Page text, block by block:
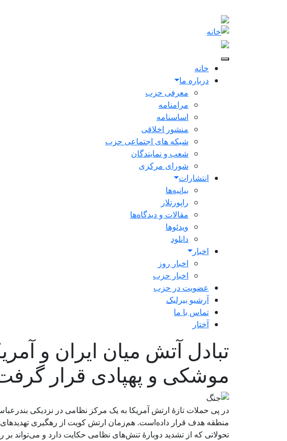
Main navigation
خانه
درباره ما
معرفی حزب
مرامنامه
اساسنامه
منشور اخلاقی
شبکه های اجتماعی حزب
شعب و نمایندگان
شورای مرکزی
انتشارات
بیانیه‌ها
راپورتلار
مقالات و دیدگاه‌ها
ویدئو‌ها
دانلود
اخبار
اخبار روز
اخبار حزب
عضویت در حزب
آرشیو بیرلیک
تماس با ما
آختار
تبادل آتش میان ایران و
موشکی و پهپادی قرار
در پی حملات تازۀ ارتش آمریکا به یک مرکز نظامی در نزدیکی
منطقه هدف قرار داده‌است. هم‌زمان ارتش کویت از رهگیری
تحولاتی که از تشدید دوبارۀ تنش‌های نظامی حکایت دارد و می‌تواند